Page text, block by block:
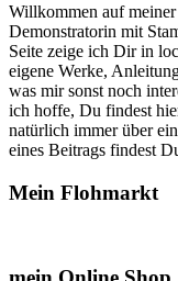
Willkommen auf
Demonstratorin mit
Seite zeige ich Dir in
eigene Werke,
was mir sonst noch
ich hoffe, Du findest
natürlich immer über
eines Beitrags findest
Mein Flohmarkt